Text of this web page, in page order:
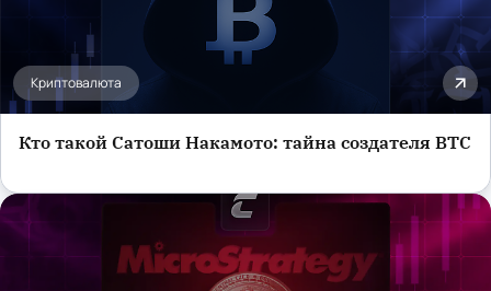
Криптовалюта
Кто такой Сатоши Накамото: тайна создателя BTC